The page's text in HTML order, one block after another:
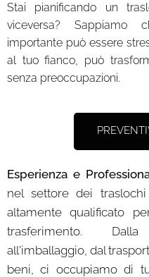
Stai pianificando un
viceversa? Sappiamo
importante può essere
al tuo fianco, può
senza preoccupazioni.
Esperienza e
nel settore dei
altamente qualificato
trasferimento.
all'imballaggio, dal
beni, ci occupiamo di